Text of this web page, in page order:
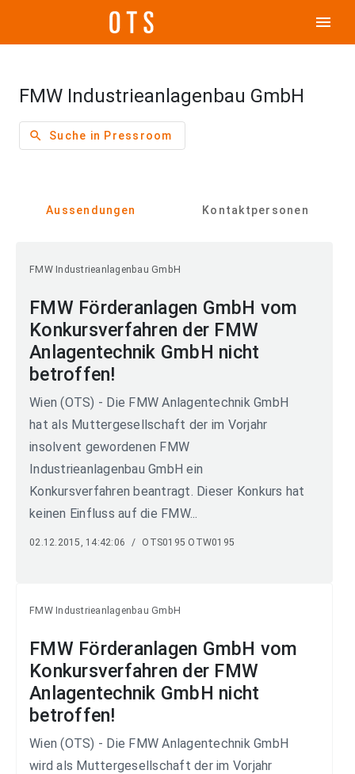
menu
FMW Industrieanlagenbau GmbH
search Suche in Pressroom
Aussendungen Kontaktpersonen
FMW Industrieanlagenbau GmbH
FMW Förderanlagen GmbH vom
Konkursverfahren der FMW
Anlagentechnik GmbH nicht
betroffen!
Wien (OTS) - Die FMW Anlagentechnik GmbH
hat als Muttergesellschaft der im Vorjahr
insolvent gewordenen FMW
Industrieanlagenbau GmbH ein
Konkursverfahren beantragt. Dieser Konkurs hat
keinen Einfluss auf die FMW...
02.12.2015, 14:42:06 / OTS0195 OTW0195
FMW Industrieanlagenbau GmbH
FMW Förderanlagen GmbH vom
Konkursverfahren der FMW
Anlagentechnik GmbH nicht
betroffen!
Wien (OTS) - Die FMW Anlagentechnik GmbH
wird als Muttergesellschaft der im Vorjahr